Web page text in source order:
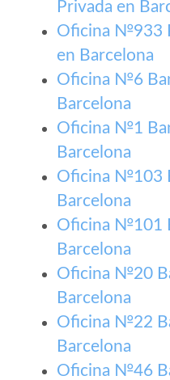
Privada en
Oficina №933
en Barcelona
Oficina №6
Barcelona
Oficina №1
Barcelona
Oficina №103
Barcelona
Oficina №101
Barcelona
Oficina №20
Barcelona
Oficina №22
Barcelona
Oficina №46